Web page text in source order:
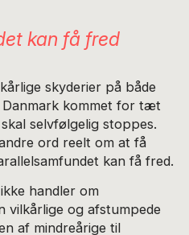
kan få fred
skyderier på både
Danmark kommet for tæt
selvfølgelig stoppes.
ord reelt om at få
kan få fred.
handler om
vilkårlige og afstumpede
af mindreårige til